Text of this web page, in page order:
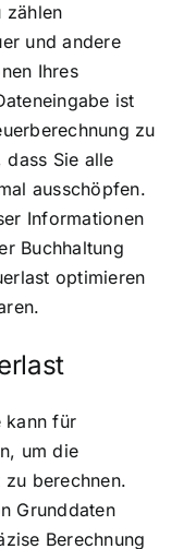
zählen
und andere
Ihres
ist
zu
dass Sie alle
ausschöpfen.
Informationen
Buchhaltung
optimieren
kann für
um die
berechnen.
Grunddaten
Berechnung